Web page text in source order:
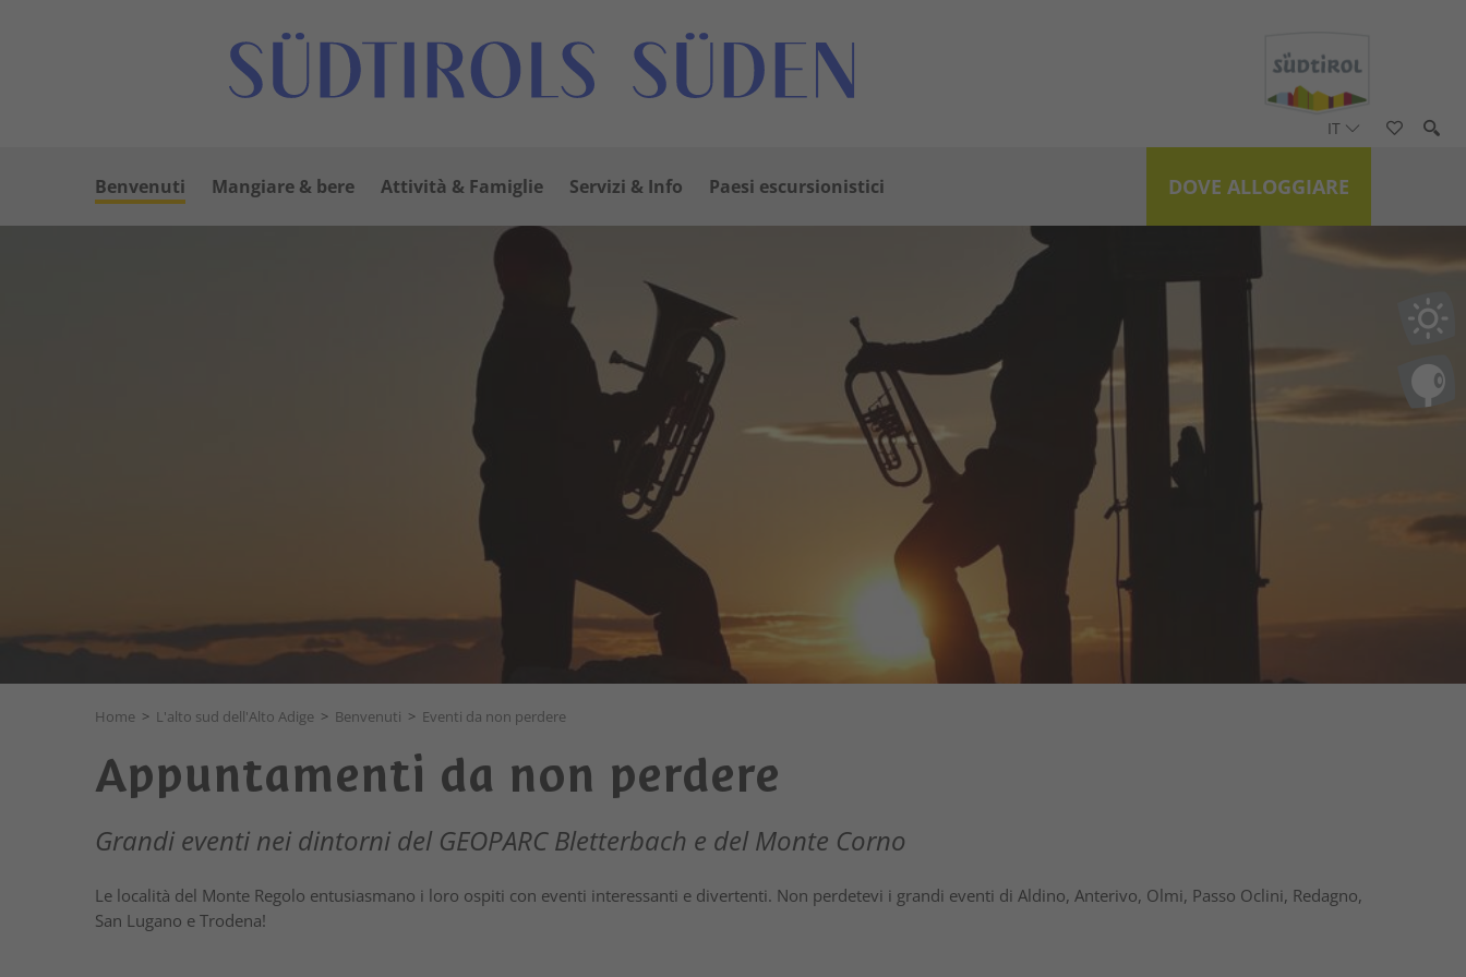
IT
DOVE ALLOGGIARE
Benvenuti Mangiare & bere Attività & Famiglie Servizi & Info Paesi escursionistici
Home > L'alto sud dell'Alto Adige > Benvenuti > Eventi da non perdere
Appuntamenti da non perdere
Grandi eventi nei dintorni del GEOPARC Bletterbach e del Monte Corno
Le località del Monte Regolo entusiasmano i loro ospiti con eventi interessanti e divertenti. Non perdetevi i grandi eventi di Aldino, Anterivo, Olmi, Passo Oclini, Redagno,
San Lugano e Trodena!